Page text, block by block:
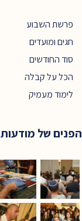
פרשת השבוע
חגים ומועדים
סוד החודשים
הכל על קבלה
לימוד מעמיק
הפנים של מודעות